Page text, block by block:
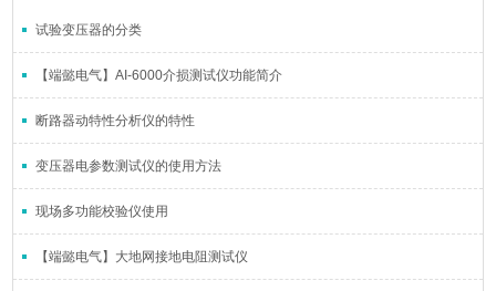
试验变压器的分类
【端懿电气】AI-6000介损测试仪功能简介
断路器动特性分析仪的特性
变压器电参数测试仪的使用方法
现场多功能校验仪使用
【端懿电气】大地网接地电阻测试仪